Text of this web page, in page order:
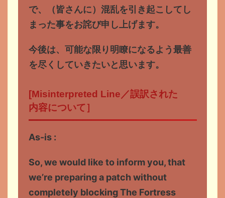
で、（皆さんに）混乱を引き起こしてし
まった事をお詫び申し上げます。
今後は、可能な限り明瞭になるよう最善
を尽くしていきたいと思います。
[Misinterpreted Line／誤訳された
内容について］
As-is :
So, we would like to inform you, that
we’re preparing a patch without
completely blocking The Fortress